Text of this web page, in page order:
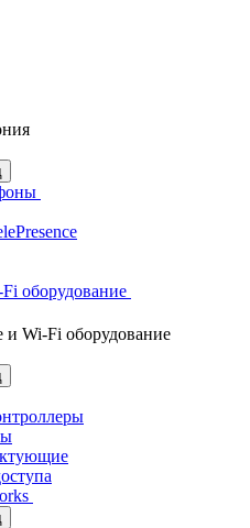
оборудование
и Wi-Fi оборудование